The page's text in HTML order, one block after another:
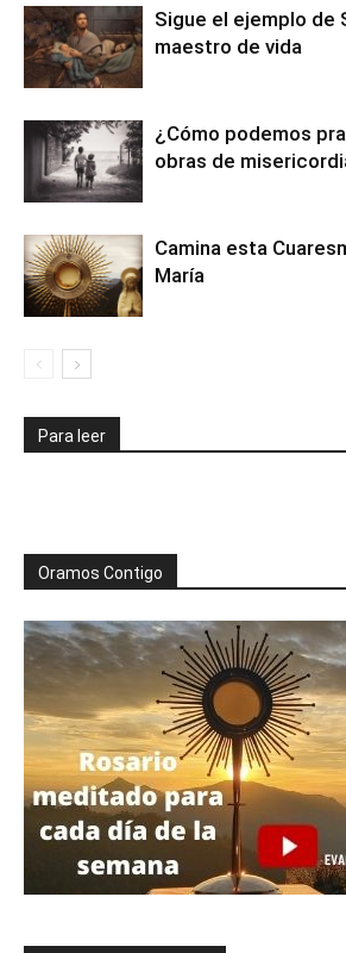
Sigue el ejemplo de
maestro de vida
¿Cómo podemos
obras de
Camina esta
María
Para leer
Oramos Contigo